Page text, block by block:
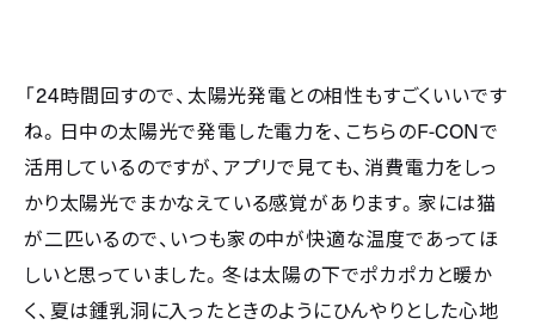
「24時間回すので、太陽光発電との相性もすごくいいです
ね。日中の太陽光で発電した電力を、こちらのF-CONで
活用しているのですが、アプリで見ても、消費電力をしっ
かり太陽光でまかなえている感覚があります。家には猫
が二匹いるので、いつも家の中が快適な温度であってほ
しいと思っていました。冬は太陽の下でポカポカと暖か
く、夏は鍾乳洞に入ったときのようにひんやりとした心地